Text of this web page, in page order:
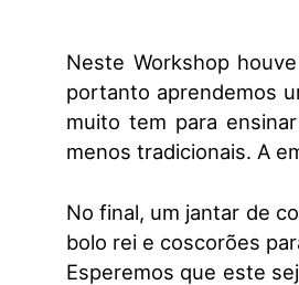
Neste Workshop
portanto aprende​mos​
muito tem para
menos tradicionais.​ ​A
No final, um jantar de
bolo rei e coscorões
​Esperemos que este